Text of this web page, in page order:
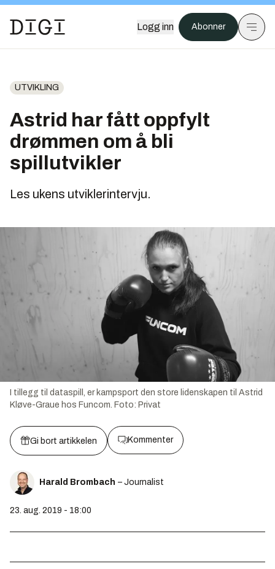
Logg inn Abonner
UTVIKLING
Astrid har fått oppfylt
drømmen om å bli
spillutvikler
Les ukens utviklerintervju.
I tillegg til dataspill, er kampsport den store lidenskapen til Astrid
Kløve-Graue hos Funcom. Foto: Privat
Gi bort artikkelen Kommenter
Harald Brombach – Journalist
23. aug. 2019 - 18:00